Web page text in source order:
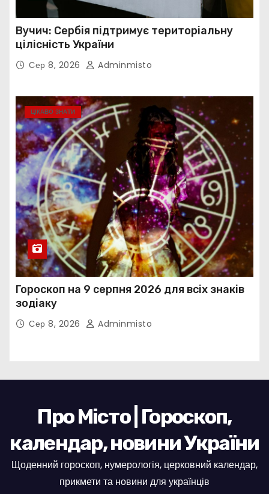
Вучич: Сербія підтримує територіальну
цілісність України
Сер 8, 2026 Adminmisto
ЦІКАВО ЗНАТИ
Гороскоп на 9 серпня 2026 для всіх знаків
зодіаку
Сер 8, 2026 Adminmisto
Про Місто | Гороскоп,
календар, новини України
Щоденний гороскоп, нумерологія, церковний календар,
прикмети та новини для українців